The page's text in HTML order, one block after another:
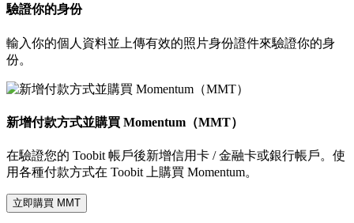
驗證你的身份
輸入你的個人資料並上傳有效的照片身份證件來驗證你的身
份。
新增付款方式並購買 Momentum（MMT）
在驗證您的 Toobit 帳戶後新增信用卡 / 金融卡或銀行帳戶。使
用各種付款方式在 Toobit 上購買 Momentum。
立即購買 MMT